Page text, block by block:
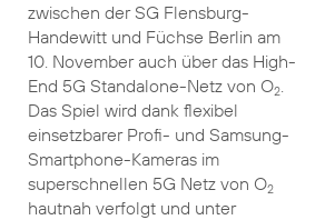
zwischen der SG Flensburg-
Handewitt und Füchse Berlin am
10. November auch über das High-
End 5G Standalone-Netz von O2.
Das Spiel wird dank flexibel
einsetzbarer Profi- und Samsung-
Smartphone-Kameras im
superschnellen 5G Netz von O2
hautnah verfolgt und unter